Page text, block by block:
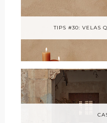
TIPS #30: VELAS